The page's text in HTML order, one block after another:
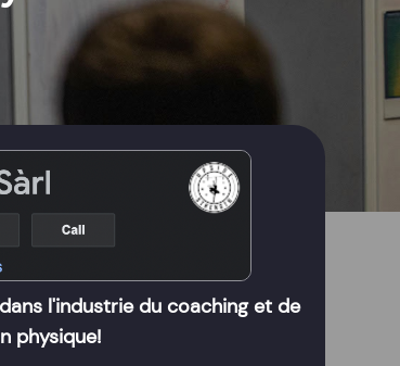
l'industrie du coaching et de
physique!